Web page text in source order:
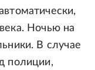
Ночью на
В случае
полиции,